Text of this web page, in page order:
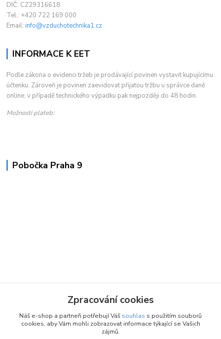
DIČ: CZ29316618
Tel.: +420 722 169 000
Email:info@vzduchotechnika1.cz
INFORMACE K EET
Podle zákona o evidenci tržeb je prodávající povinen vystavit kupujícímu
účtenku. Zároveň je povinen zaevidovat přijatou tržbu u správce daně
online; v případě technického výpadku pak nejpozději do 48 hodin.
Možnosti plateb:
Pobočka Praha 9
Zpracování cookies
Náš e-shop a partneři potřebují Váš souhlas s použitím souborů
cookies, aby Vám mohli zobrazovat informace týkající se Vašich
zájmů.